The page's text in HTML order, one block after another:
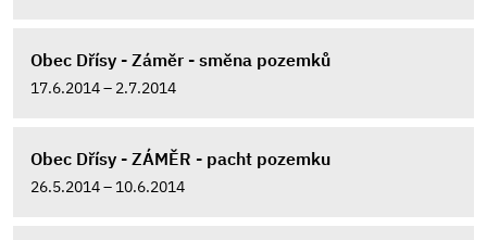
Obec Dřísy - Záměr - směna pozemků
17.6.2014 – 2.7.2014
Obec Dřísy - ZÁMĚR - pacht pozemku
26.5.2014 – 10.6.2014